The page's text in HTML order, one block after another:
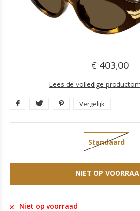
€ 403,00
Lees de volledige
Vergelijk
Standaard
NIET OP
Niet op voorraad